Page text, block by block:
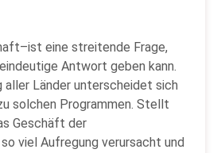
eine streitende Frage,
Antwort geben kann.
aller Länder unterscheidet sich
solchen Programmen. Stellt
Geschäft der
viel Aufregung verursacht und